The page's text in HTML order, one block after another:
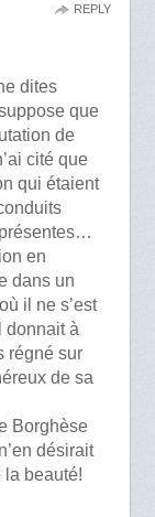
dites
que
de
cité que
qui étaient
en
dans un
il ne s’est
donnait à
régné sur
de sa
Borghèse
désirait
la beauté!
REPLY